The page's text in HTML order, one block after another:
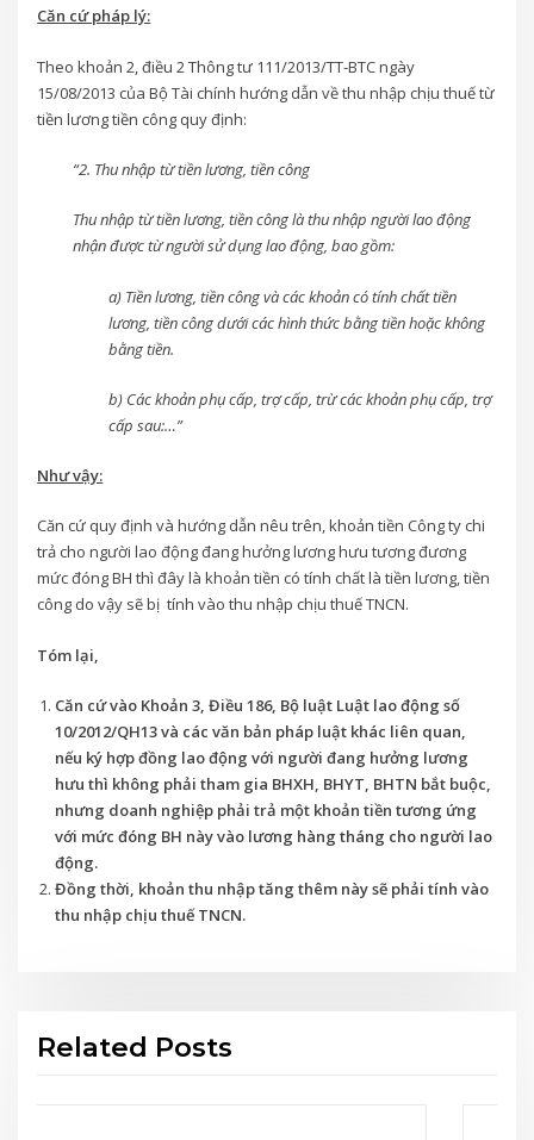
Căn cứ pháp lý:
Theo khoản 2, điều 2 Thông tư 111/2013/TT-BTC ngày
15/08/2013 của Bộ Tài chính hướng dẫn về thu nhập chịu thuế từ
tiền lương tiền công quy định:
“2. Thu nhập từ tiền lương, tiền công
Thu nhập từ tiền lương, tiền công là thu nhập người lao động
nhận được từ người sử dụng lao động, bao gồm:
a) Tiền lương, tiền công và các khoản có tính chất tiền
lương, tiền công dưới các hình thức bằng tiền hoặc không
bằng tiền.
b) Các khoản phụ cấp, trợ cấp, trừ các khoản phụ cấp, trợ
cấp sau:…”
Như vậy:
Căn cứ quy định và hướng dẫn nêu trên, khoản tiền Công ty chi
trả cho người lao động đang hưởng lương hưu tương đương
mức đóng BH thì đây là khoản tiền có tính chất là tiền lương, tiền
công do vậy sẽ bị tính vào thu nhập chịu thuế TNCN.
Tóm lại,
Căn cứ vào Khoản 3, Điều 186, Bộ luật Luật lao động số
10/2012/QH13 và các văn bản pháp luật khác liên quan,
nếu ký hợp đồng lao động với người đang hưởng lương
hưu thì không phải tham gia BHXH, BHYT, BHTN bắt buộc,
nhưng doanh nghiệp phải trả một khoản tiền tương ứng
với mức đóng BH này vào lương hàng tháng cho người lao
động.
Đồng thời, khoản thu nhập tăng thêm này sẽ phải tính vào
thu nhập chịu thuế TNCN.
Related Posts